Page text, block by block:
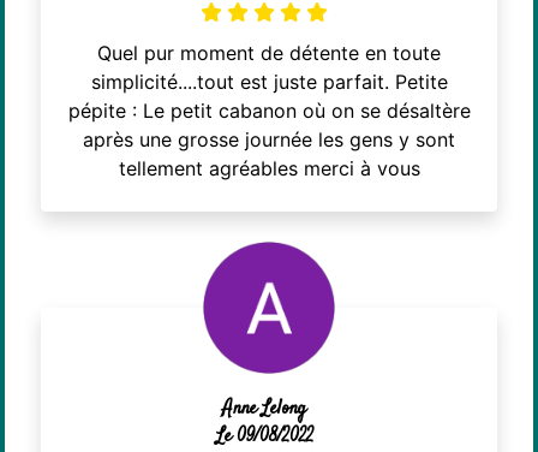
Quel pur moment de détente en toute
simplicité....tout est juste parfait. Petite
pépite : Le petit cabanon où on se désaltère
après une grosse journée les gens y sont
tellement agréables merci à vous
Anne Lelong
Le 09/08/2022